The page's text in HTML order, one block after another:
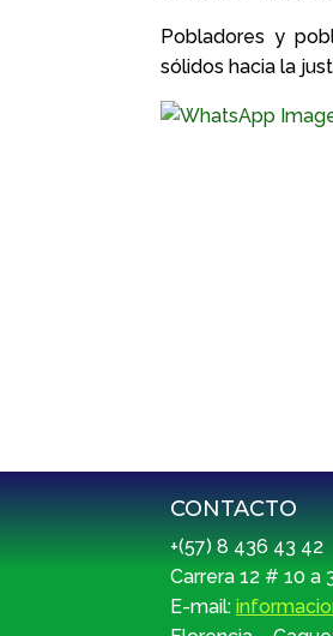
Pobladores y
sólidos hacia la
CONTACTO
+(57) 8 436 43 42
Carrera 12 # 10 a
E-mail: